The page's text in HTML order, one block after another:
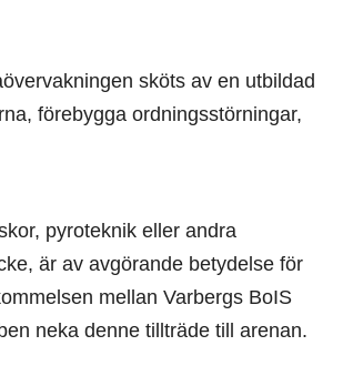
sköts av en utbildad
förebygga ordningsstörningar,
pyroteknik eller andra
är av avgörande betydelse för
mellan Varbergs BoIS
neka denne tillträde till arenan.